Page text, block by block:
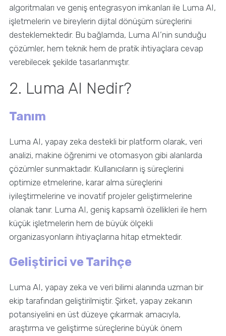
algoritmaları ve geniş entegrasyon imkanları ile Luma AI,
işletmelerin ve bireylerin dijital dönüşüm süreçlerini
desteklemektedir. Bu bağlamda, Luma AI’nin sunduğu
çözümler, hem teknik hem de pratik ihtiyaçlara cevap
verebilecek şekilde tasarlanmıştır.
2. Luma AI Nedir?
Tanım
Luma AI, yapay zeka destekli bir platform olarak, veri
analizi, makine öğrenimi ve otomasyon gibi alanlarda
çözümler sunmaktadır. Kullanıcıların iş süreçlerini
optimize etmelerine, karar alma süreçlerini
iyileştirmelerine ve inovatif projeler geliştirmelerine
olanak tanır. Luma AI, geniş kapsamlı özellikleri ile hem
küçük işletmelerin hem de büyük ölçekli
organizasyonların ihtiyaçlarına hitap etmektedir.
Geliştirici ve Tarihçe
Luma AI, yapay zeka ve veri bilimi alanında uzman bir
ekip tarafından geliştirilmiştir. Şirket, yapay zekanın
potansiyelini en üst düzeye çıkarmak amacıyla,
araştırma ve geliştirme süreçlerine büyük önem